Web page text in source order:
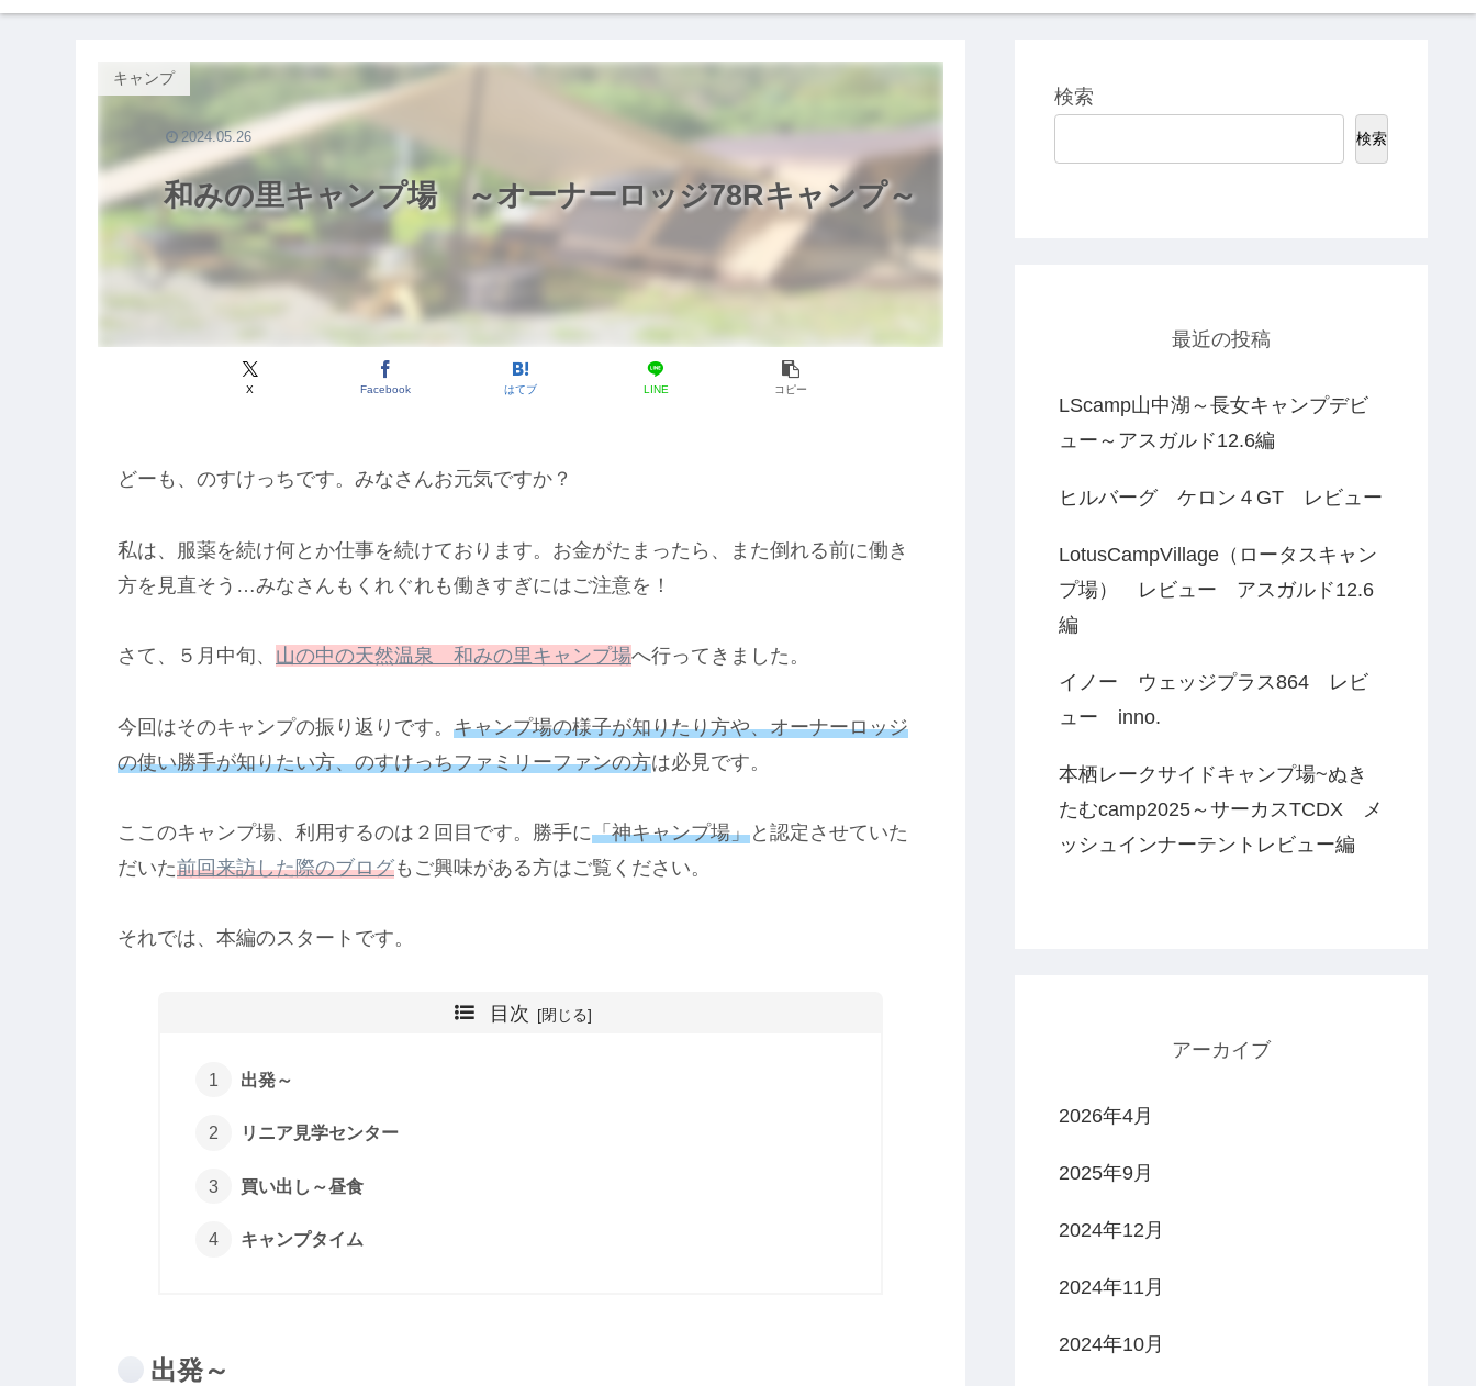
和みの里キャンプ場 ～オーナーロッジ78Rキャンプ～
キャンプ
X Facebook はてブ LINE コピー
2024.05.26
どーも、のすけっちです。みなさんお元気ですか？
私は、服薬を続け何とか仕事を続けております。お金がたまったら、また倒れる前に働き
方を見直そう…みなさんもくれぐれも働きすぎにはご注意を！
さて、５月中旬、 山の中の天然温泉 和みの里キャンプ場へ行ってきました。
今回はそのキャンプの振り返りです。 キャンプ場の様子が知りたり方や、オーナーロッジ
の使い勝手が知りたい方、のすけっちファミリーファンの方は必見です。
ここのキャンプ場、利用するのは２回目です。勝手に「神キャンプ場」と認定させていた
だいた前回来訪した際のブログもご興味がある方はご覧ください。
それでは、本編のスタートです。
目次
出発～
リニア見学センター
買い出し～昼食
キャンプタイム
出発～
検索
検索
最近の投稿
LScamp山中湖～長女キャンプデビ
ュー～アスガルド12.6編
ヒルバーグ ケロン４GT レビュー
LotusCampVillage（ロータスキャン
プ場） レビュー アスガルド12.6
編
イノー ウェッジプラス864 レビ
ュー inno.
本栖レークサイドキャンプ場~ぬき
たむcamp2025～サーカスTCDX メ
ッシュインナーテントレビュー編
アーカイブ
2026年4月
2025年9月
2024年12月
2024年11月
2024年10月